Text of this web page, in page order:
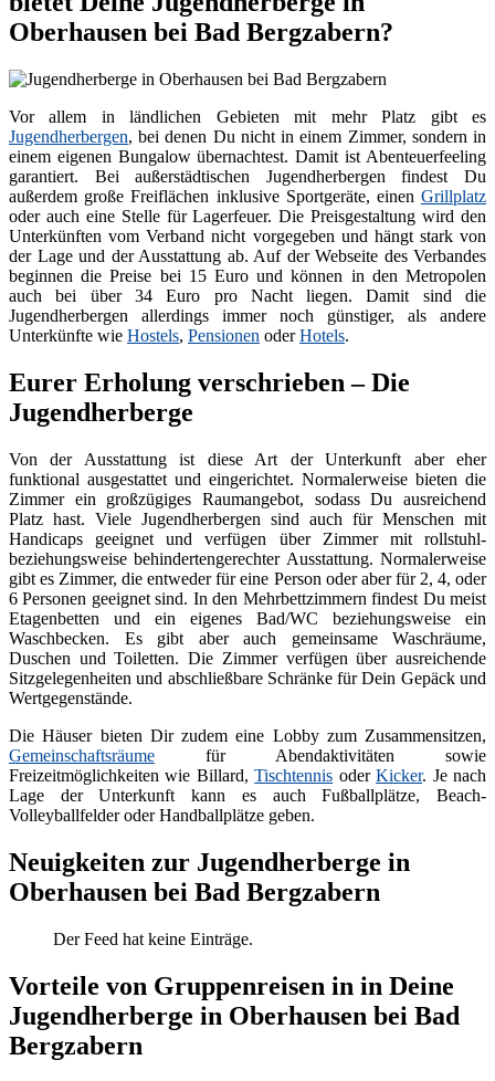
Oberhausen bei Bad Bergzabern?
Vor allem in ländlichen Gebieten mit mehr Platz gibt es
Jugendherbergen, bei denen Du nicht in einem Zimmer, sondern in
einem eigenen Bungalow übernachtest. Damit ist Abenteuerfeeling
garantiert. Bei außerstädtischen Jugendherbergen findest Du
außerdem große Freiflächen inklusive Sportgeräte, einen Grillplatz
oder auch eine Stelle für Lagerfeuer. Die Preisgestaltung wird den
Unterkünften vom Verband nicht vorgegeben und hängt stark von
der Lage und der Ausstattung ab. Auf der Webseite des Verbandes
beginnen die Preise bei 15 Euro und können in den Metropolen
auch bei über 34 Euro pro Nacht liegen. Damit sind die
Jugendherbergen allerdings immer noch günstiger, als andere
Unterkünfte wie Hostels, Pensionen oderHotels.
Eurer Erholung verschrieben – Die
Jugendherberge
Von der Ausstattung ist diese Art der Unterkunft aber eher
funktional ausgestattet und eingerichtet. Normalerweise bieten die
Zimmer ein großzügiges Raumangebot, sodass Du ausreichend
Platz hast. Viele Jugendherbergen sind auch für Menschen mit
Handicaps geeignet und verfügen über Zimmer mit rollstuhl-
beziehungsweise behindertengerechter Ausstattung. Normalerweise
gibt es Zimmer, die entweder für eine Person oder aber für 2, 4, oder
6 Personen geeignet sind. In den Mehrbettzimmern findest Du meist
Etagenbetten und ein eigenes Bad/WC beziehungsweise ein
Waschbecken. Es gibt aber auch gemeinsame Waschräume,
Duschen und Toiletten. Die Zimmer verfügen über ausreichende
Sitzgelegenheiten und abschließbare Schränke für Dein Gepäck und
Wertgegenstände.
Die Häuser bieten Dir zudem eine Lobby zum Zusammensitzen,
Gemeinschaftsräume für Abendaktivitäten sowie
Freizeitmöglichkeiten wie Billard,Tischtennis oderKicker. Je nach
Lage der Unterkunft kann es auch Fußballplätze, Beach-
Volleyballfelder oder Handballplätze geben.
Neuigkeiten zur Jugendherberge in
Oberhausen bei Bad Bergzabern
Der Feed hat keine Einträge.
Vorteile von Gruppenreisen in in Deine
Jugendherberge in Oberhausen bei Bad
Bergzabern